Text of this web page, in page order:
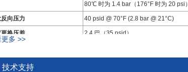
80℃ 时为 1.4 bar（176°F 时为 20 psi）
向压力 40 psid @ 70°F (2.8 bar @ 21°C)
换压差 2.4 巴（35 psid）
更多 >>
技术支持